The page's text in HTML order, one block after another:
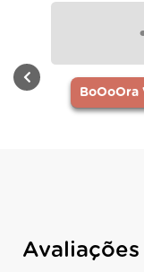
BoOoOra